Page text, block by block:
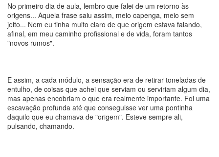
No primeiro dia de aula, lembro que falei de um retorno às
origens... Aquela frase saiu assim, meio capenga, meio sem
jeito... Nem eu tinha muito claro de que origem estava falando,
afinal, em meu caminho profissional e de vida, foram tantos
"novos rumos".
E assim, a cada módulo, a sensação era de retirar toneladas de
entulho, de coisas que achei que serviam ou serviriam algum dia,
mas apenas encobriam o que era realmente importante. Foi uma
escavação profunda até que conseguisse ver uma pontinha
daquilo que eu chamava de "origem". Esteve sempre ali,
pulsando, chamando.